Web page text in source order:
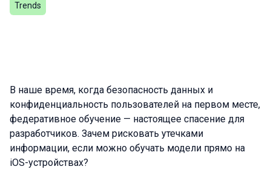
Trends
В наше время, когда безопасность данных и
конфиденциальность пользователей на первом месте,
федеративное обучение — настоящее спасение для
разработчиков. Зачем рисковать утечками
информации, если можно обучать модели прямо на
iOS-устройствах?